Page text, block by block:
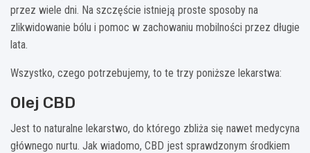
przez wiele dni. Na szczęście istnieją proste sposoby na
zlikwidowanie bólu i pomoc w zachowaniu mobilności przez długie
lata.
Wszystko, czego potrzebujemy, to te trzy poniższe lekarstwa:
Olej CBD
Jest to naturalne lekarstwo, do którego zbliża się nawet medycyna
głównego nurtu. Jak wiadomo, CBD jest sprawdzonym środkiem